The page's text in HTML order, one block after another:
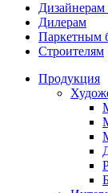
Дизайнерам
Дилерам
Паркетным
Строителям
Продукция